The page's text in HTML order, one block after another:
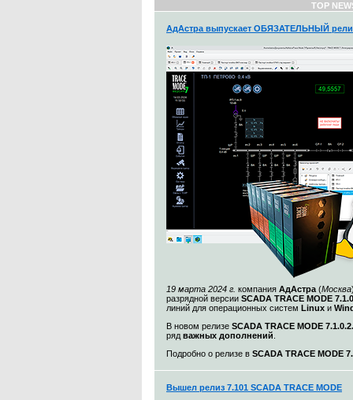
TOP
АдАстра выпускает ОБЯЗАТЕЛЬНЫЙ релиз
19 марта 2024 г. компания АдАстра (Москва
разрядной версии SCADA TRACE MODE
линий для операционных систем Linux и
В новом релизе SCADA TRACE MODE 7.1.0.2.
ряд важных дополнений
Подробно о релизе в SCADA TRACE MODE
Вышел релиз 7.101 SCADA TRACE MODE